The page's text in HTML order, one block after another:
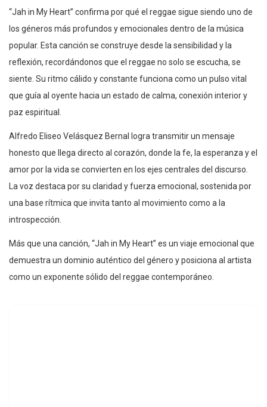
“Jah in My Heart” confirma por qué el reggae sigue siendo uno de
los géneros más profundos y emocionales dentro de la música
popular. Esta canción se construye desde la sensibilidad y la
reflexión, recordándonos que el reggae no solo se escucha, se
siente. Su ritmo cálido y constante funciona como un pulso vital
que guía al oyente hacia un estado de calma, conexión interior y
paz espiritual.
Alfredo Eliseo Velásquez Bernal logra transmitir un mensaje
honesto que llega directo al corazón, donde la fe, la esperanza y el
amor por la vida se convierten en los ejes centrales del discurso.
La voz destaca por su claridad y fuerza emocional, sostenida por
una base rítmica que invita tanto al movimiento como a la
introspección.
Más que una canción, “Jah in My Heart” es un viaje emocional que
demuestra un dominio auténtico del género y posiciona al artista
como un exponente sólido del reggae contemporáneo.